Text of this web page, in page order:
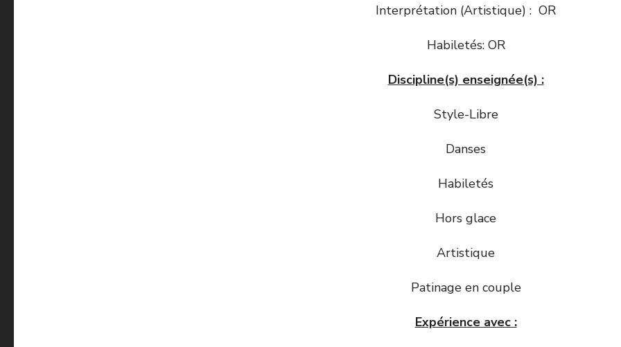
Interprétation (Artistique) : OR
Habiletés: OR
Discipline(s) enseignée(s) :
Style-Libre
Danses
Habiletés
Hors glace
Artistique
Patinage en couple
Expérience avec :